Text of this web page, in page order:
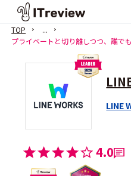
TOP
...
プライベートと切り離しつつ、誰で
LINE
4.0